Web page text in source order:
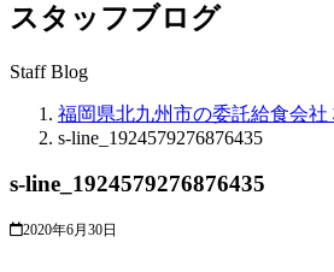
スタッフブログ
Staff Blog
福岡県北九州市の委託給食会
s-line_1924579276876435
s-line_1924579276876435
2020年6月30日